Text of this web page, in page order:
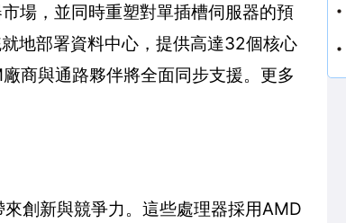
場，並同時重塑對單插槽伺服器的預
地部署資料中心，提供高達32個核心
商與通路夥伴將全面同步支援。更多
創新與競爭力。這些處理器採用AMD